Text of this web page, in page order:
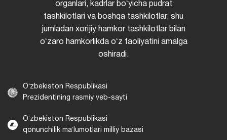
organlari, kadrlar boʻyicha pudrat
tashkilotlari va boshqa tashkilotlar, shu
jumladan xorijiy hamkor tashkilotlar bilan
oʻzaro hamkorlikda oʻz faoliyatini amalga
oshiradi.
Oʻzbekiston Respublikasi
Prezidentining rasmiy veb-sayti
Oʻzbekiston Respublikasi
qonunchilik maʼlumotlari milliy bazasi